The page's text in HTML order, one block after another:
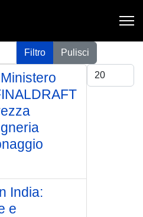
Filtro
Pulisci
Visualizza #
India:
e